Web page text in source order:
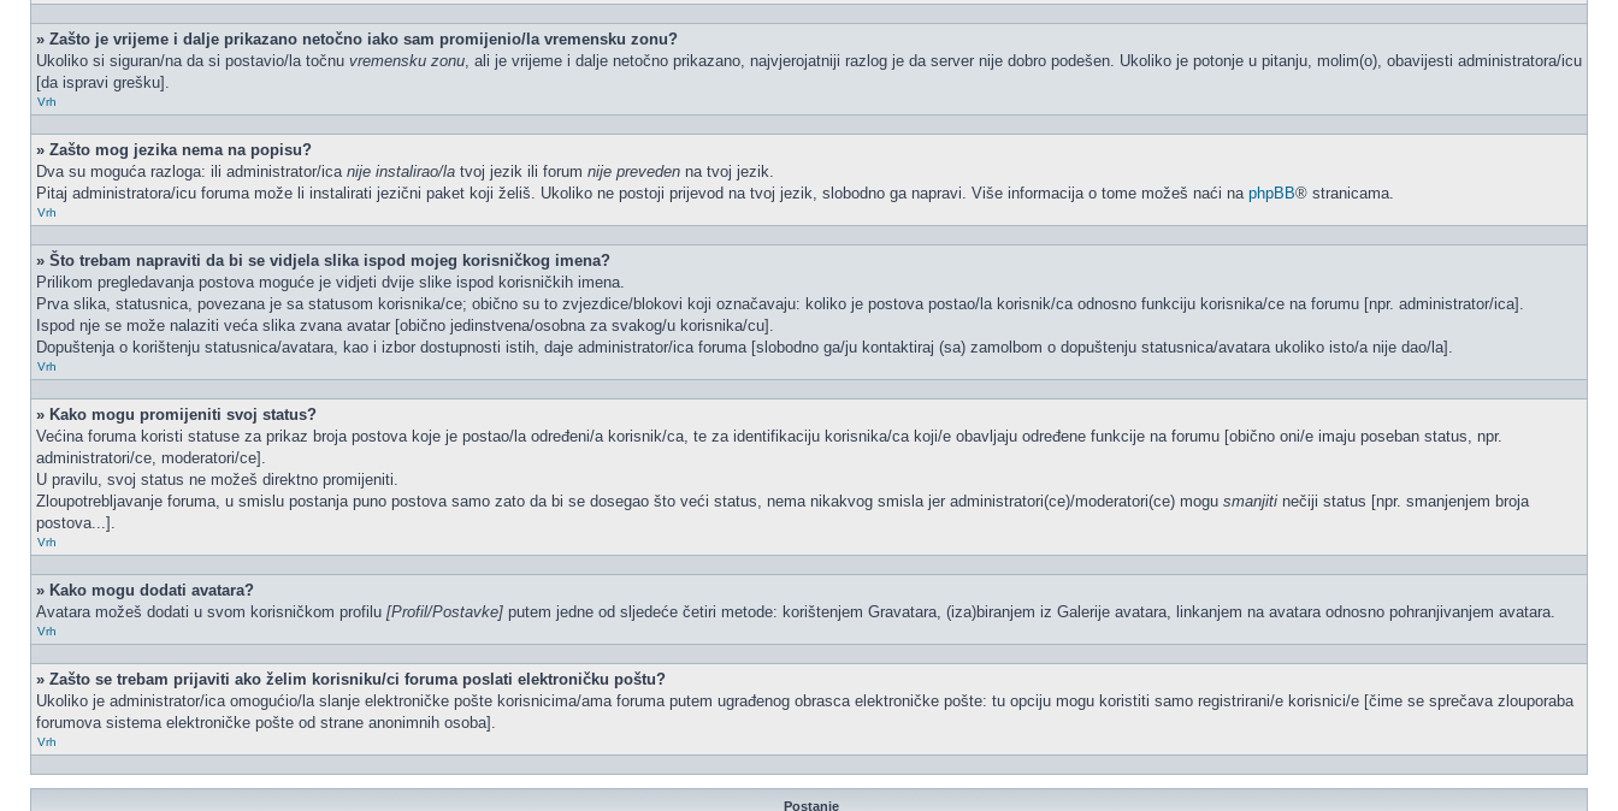
» Zašto je vrijeme i dalje prikazano netočno iako sam promijenio/la vremensku zonu?
Ukoliko si siguran/na da si postavio/la točnu vremensku zonu, ali je vrijeme i dalje netočno prikazano, najvjerojatniji razlog je da server nije dobro podešen. Ukoliko je potonje u pitanju, molim(o), obavijesti administratora/icu
[da ispravi grešku].
Vrh
» Zašto mog jezika nema na popisu?
Dva su moguća razloga: ili administrator/ica nije instalirao/la tvoj jezik ili forum nije preveden na tvoj jezik.
Pitaj administratora/icu foruma može li instalirati jezični paket koji želiš. Ukoliko ne postoji prijevod na tvoj jezik, slobodno ga napravi. Više informacija o tome možeš naći na phpBB® stranicama.
Vrh
» Što trebam napraviti da bi se vidjela slika ispod mojeg korisničkog imena?
Prilikom pregledavanja postova moguće je vidjeti dvije slike ispod korisničkih imena.
Prva slika, statusnica, povezana je sa statusom korisnika/ce; obično su to zvjezdice/blokovi koji označavaju: koliko je postova postao/la korisnik/ca odnosno funkciju korisnika/ce na forumu [npr. administrator/ica].
Ispod nje se može nalaziti veća slika zvana avatar [obično jedinstvena/osobna za svakog/u korisnika/cu].
Dopuštenja o korištenju statusnica/avatara, kao i izbor dostupnosti istih, daje administrator/ica foruma [slobodno ga/ju kontaktiraj (sa) zamolbom o dopuštenju statusnica/avatara ukoliko isto/a nije dao/la].
Vrh
» Kako mogu promijeniti svoj status?
Većina foruma koristi statuse za prikaz broja postova koje je postao/la određeni/a korisnik/ca, te za identifikaciju korisnika/ca koji/e obavljaju određene funkcije na forumu [obično oni/e imaju poseban status, npr.
administratori/ce, moderatori/ce].
U pravilu, svoj status ne možeš direktno promijeniti.
Zloupotrebljavanje foruma, u smislu postanja puno postova samo zato da bi se dosegao što veći status, nema nikakvog smisla jer administratori(ce)/moderatori(ce) mogu smanjiti nečiji status [npr. smanjenjem broja
postova...].
Vrh
» Kako mogu dodati avatara?
Avatara možeš dodati u svom korisničkom profilu [Profil/Postavke] putem jedne od sljedeće četiri metode: korištenjem Gravatara, (iza)biranjem iz Galerije avatara, linkanjem na avatara odnosno pohranjivanjem avatara.
Vrh
» Zašto se trebam prijaviti ako želim korisniku/ci foruma poslati elektroničku poštu?
Ukoliko je administrator/ica omogućio/la slanje elektroničke pošte korisnicima/ama foruma putem ugrađenog obrasca elektroničke pošte: tu opciju mogu koristiti samo registrirani/e korisnici/e [čime se sprečava zlouporaba
forumova sistema elektroničke pošte od strane anonimnih osoba].
Vrh
Postanje